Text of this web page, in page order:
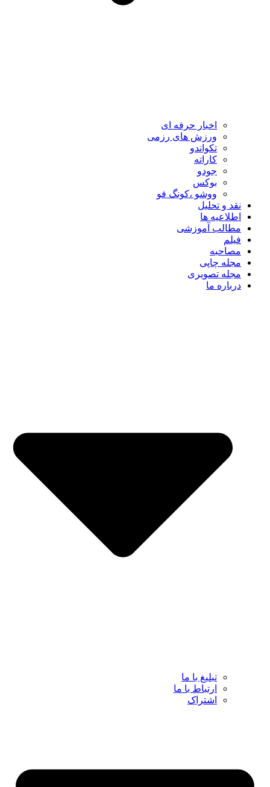
اخبار حرفه ای
ورزش های رزمی
تکواندو
کاراته
جودو
بوکس
ووشو ،کونگ فو
نقد و تحلیل
اطلاعیه ها
مطالب آموزشی
فیلم
مصاحبه
مجله چاپی
مجله تصویری
درباره ما
تبلیغ با ما
ارتباط با ما
اشتراک